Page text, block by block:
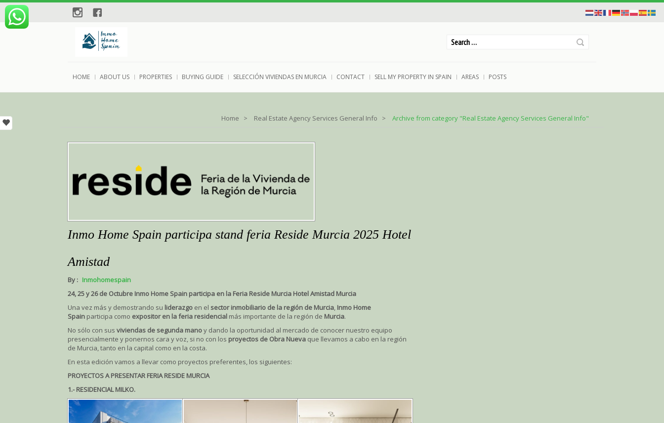
HOME ABOUT US PROPERTIES BUYING GUIDE SELECCIÓN VIVIENDAS EN MURCIA CONTACT SELL MY PROPERTY IN SPAIN AREAS POSTS
Home Real Estate Agency Services General Info Archive from category "Real Estate Agency Services General Info"
Inmo Home Spain participa stand feria Reside Murcia 2025 Hotel
Amistad
By : Inmohomespain
24, 25 y 26 de Octubre Inmo Home Spain participa en la Feria Reside Murcia Hotel Amistad Murcia
Una vez más y demostrando su liderazgo en el sector inmobiliario de la región de Murcia, Inmo Home
Spain participa como expositor en la feria residencial más importante de la región de Murcia.
No sólo con sus viviendas de segunda manoy dando la oportunidad al mercado de conocer nuestro equipo
presencialmente y ponernos cara y voz, si no con los proyectos de Obra Nueva que llevamos a cabo en la región
de Murcia, tanto en la capital como en la costa.
En esta edición vamos a llevar como proyectos preferentes, los siguientes:
PROYECTOS A PRESENTAR FERIA RESIDE MURCIA
1.- RESIDENCIAL MILKO.